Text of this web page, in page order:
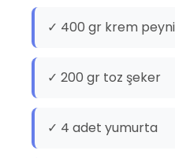
✓ 400 gr krem
✓ 200 gr toz şeker
✓ 4 adet yumurta